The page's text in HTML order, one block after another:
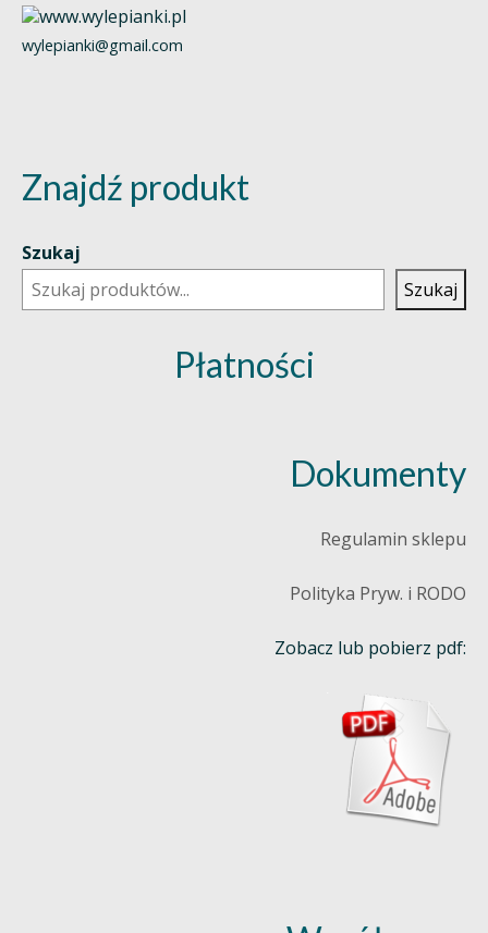
wylepianki@gmail.com
Znajdź produkt
Szukaj
Szukaj
Płatności
Dokumenty
Regulamin sklepu
Polityka Pryw. i RODO
Zobacz lub pobierz pdf: